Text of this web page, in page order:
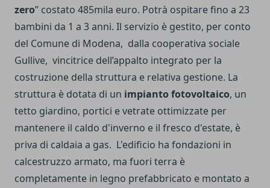
zero” costato 485mila euro. Potrà ospitare fino a 23
bambini da 1 a 3 anni. Il servizio è gestito, per conto
del Comune di Modena, dalla cooperativa sociale
Gullive, vincitrice dell’appalto integrato per la
costruzione della struttura e relativa gestione. La
struttura è dotata di un impianto fotovoltaico, un
tetto giardino, portici e vetrate ottimizzate per
mantenere il caldo d'inverno e il fresco d'estate, è
priva di caldaia a gas. L'edificio ha fondazioni in
calcestruzzo armato, ma fuori terra è
completamente in legno prefabbricato e montato a